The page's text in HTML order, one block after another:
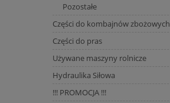
Pozostałe
Części do kombajnów zbożowych
Części do pras
Używane maszyny rolnicze
Hydraulika Siłowa
!!! PROMOCJA !!!